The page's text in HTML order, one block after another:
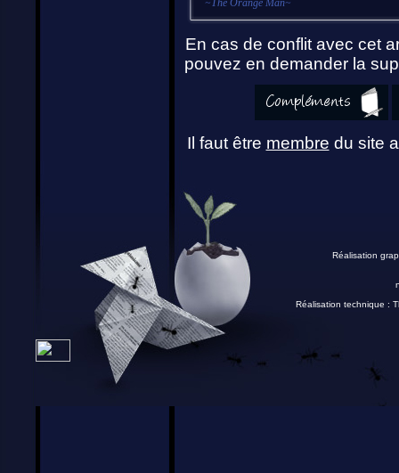
~The Orange Man~
En cas de conflit avec cet
pouvez en demander la
Il faut être membre du site
Réalisation
Réalisation technique :